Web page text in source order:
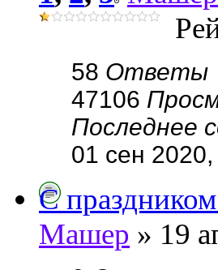
58 Ответы
47106
Последнее
01 сен
С
Машер » 19